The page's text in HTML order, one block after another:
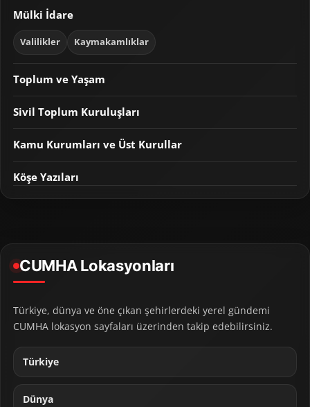
Mülki İdare
Valilikler Kaymakamlıklar
Toplum ve Yaşam
Sivil Toplum Kuruluşları
Kamu Kurumları ve Üst Kurullar
Köşe Yazıları
CUMHA Lokasyonları
Türkiye, dünya ve öne çıkan şehirlerdeki yerel gündemi
CUMHA lokasyon sayfaları üzerinden takip edebilirsiniz.
Türkiye
Dünya